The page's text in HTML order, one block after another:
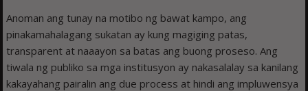
Anoman ang tunay na motibo ng bawat kampo, ang
pinakamahalagang sukatan ay kung magiging patas,
transparent at naaayon sa batas ang buong proseso. Ang
tiwala ng publiko sa mga institusyon ay nakasalalay sa kanilang
kakayahang pairalin ang due process at hindi ang impluwensya